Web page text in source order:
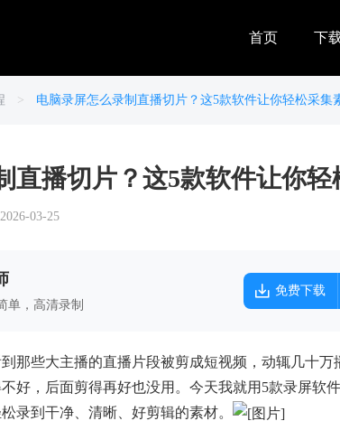
首页 下
> 电脑录屏怎么录制直播切片？这5款软件让你轻松采集
直播切片？这5款软件让你
03-25
单，高清录制
免费下载
那些大主播的直播片段被剪成短视频，动辄几十万
好，后面剪得再好也没用。今天我就用5款录屏软
录到干净、清晰、好剪辑的素材。